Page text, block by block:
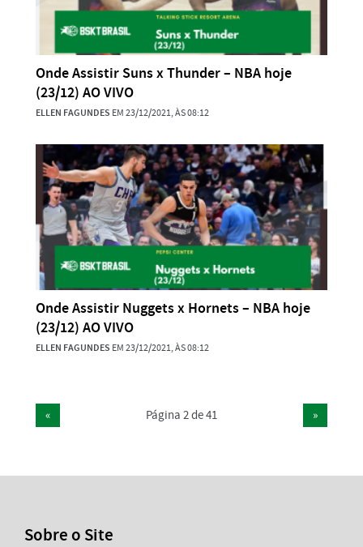
Onde Assistir Suns x Thunder – NBA hoje
(23/12) AO VIVO
ELLEN FAGUNDES EM 23/12/2021, ÀS 08:12
Onde Assistir Nuggets x Hornets – NBA hoje
(23/12) AO VIVO
ELLEN FAGUNDES EM 23/12/2021, ÀS 08:12
Página 2 de 41
« »
Sobre o Site